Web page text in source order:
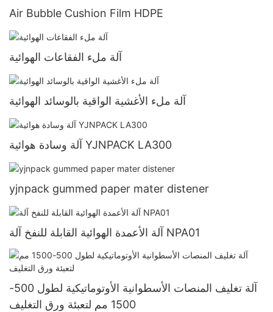
Air Bubble Cushion Film HDPE
آلة ملء الفقاعات الهوائية
آلة ملء الأغشية الواقية بالوسائد الهوائية
آلة وسادة هوائية YJNPACK LA300
yjnpack gummed paper mater distener
آلة الأعمدة الهوائية القابلة للنفخ آلة NPA01
آلة تغليف المنصات الأسطوانية الأوتوماتيكية لطول 500-
1500 مم لتعبئة ورق التغليف